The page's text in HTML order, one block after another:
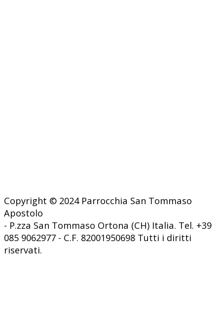
Copyright © 2024 Parrocchia San Tommaso
Apostolo
- P.zza San Tommaso Ortona (CH) Italia. Tel. +39
085 9062977 - C.F. 82001950698 Tutti i diritti
riservati.